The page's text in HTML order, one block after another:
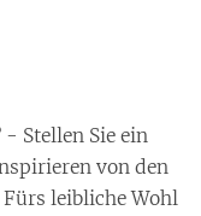
Stellen Sie ein
von den
leibliche Wohl